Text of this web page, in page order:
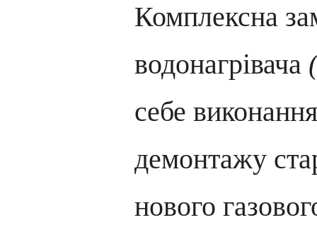
Комплексна
водонагрівача
себе виконання
демонтажу
нового